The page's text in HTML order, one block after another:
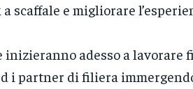
scaffale e migliorare
inizieranno adesso a lavorare
i partner di filiera